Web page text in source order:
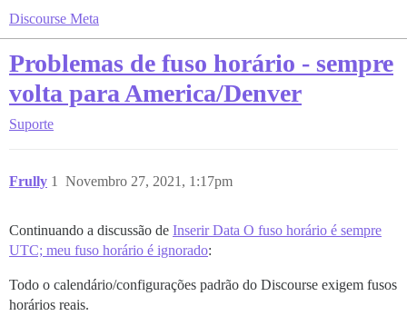
Discourse Meta
Problemas de fuso horário - sempre
volta para America/Denver
Suporte
Frully Novembro 27, 2021, 1:17pm
1
Continuando a discussão de Inserir Data O fuso horário é sempre
UTC; meu fuso horário é ignorado:
Todo o calendário/configurações padrão do Discourse exigem fusos
horários reais.